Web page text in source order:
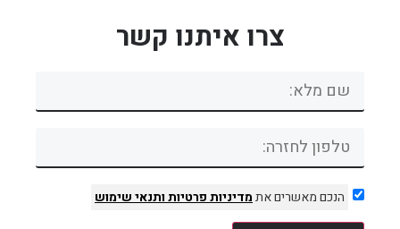
צרו איתנו קשר
הנכם מאשרים אתמדיניות פרטיותותנאי שימוש